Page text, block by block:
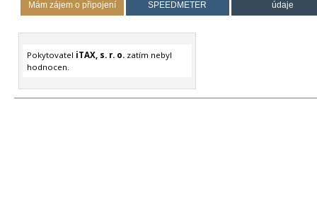
Mám zájem o připojení
SPEEDMETER
údaje
Pokytovatel iTAX, s. r. o.zatím nebyl
hodnocen.